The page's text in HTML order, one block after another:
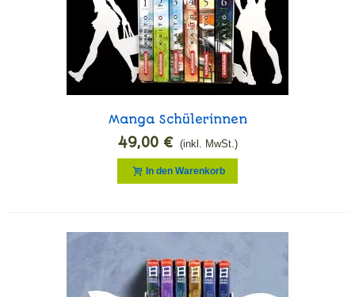
Manga Schülerinnen
49,00 € (inkl. MwSt.)
In den Warenkorb